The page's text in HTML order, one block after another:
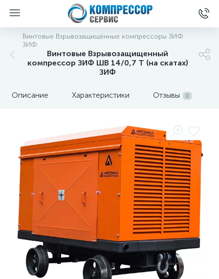
Винтовые Взрывозащищённые компрессоры ЗИФ
ЗИФ
Винтовые Взрывозащищенный
компрессор ЗИФ ШВ 14/0,7 Т (на скатах)
ЗИФ
Описание Характеристики Отзывы 0